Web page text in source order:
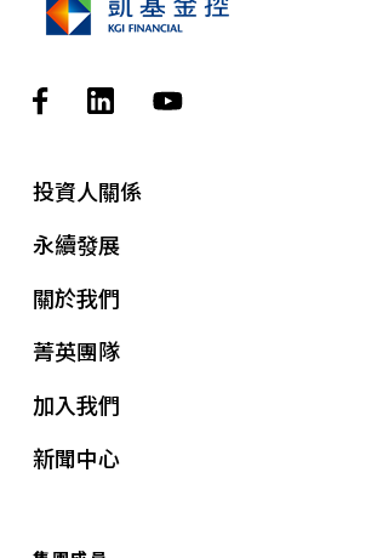
投資人關係
永續發展
關於我們
菁英團隊
加入我們
新聞中心